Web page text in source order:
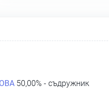
50,00% - съдружник